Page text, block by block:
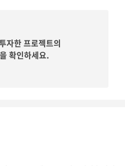
애니메이션 제작사인 코안 스
자한 프로젝트의
확인하세요.